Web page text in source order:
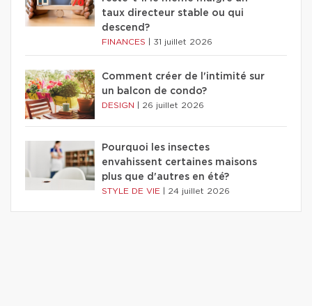
taux directeur stable ou qui
descend?
FINANCES 31 juillet 2026
Comment créer de l'intimité sur
un balcon de condo?
DESIGN 26 juillet 2026
Pourquoi les insectes
envahissent certaines maisons
plus que d'autres en été?
STYLE DE VIE 24 juillet 2026